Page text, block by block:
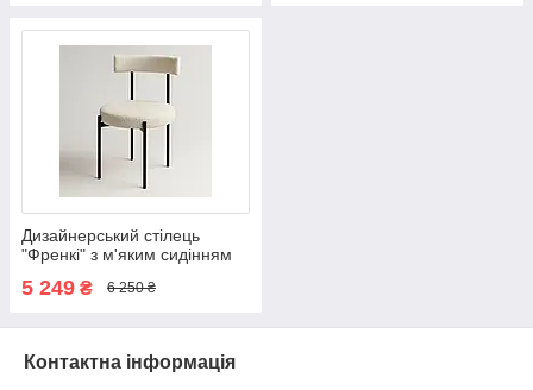
Дизайнерський стілець
"Френкі" з м'яким сидінням
5 249 ₴ 6 250 ₴
Контактна інформація